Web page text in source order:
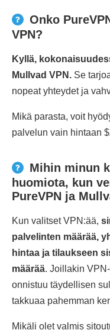
Onko
VPN?
Kyllä,
Mullvad VPN. Se
nopeat yhteydet ja
Mikä parasta, voit
palvelun vain hintaan
Mihin minun
huomiota, kun
PureVPN ja
Kun valitset VPN:ää,
palvelinten määrää,
hintaa ja tilaukseen
määrää. Joillakin
onnistuu täydellisen
takkuaa pahemman
Mikäli olet valmis